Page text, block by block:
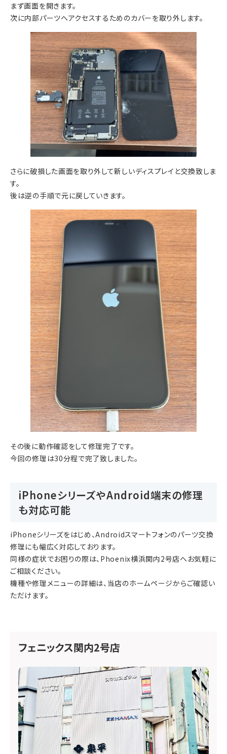
まず画面を開きます。
次に内部パーツへアクセスするためのカバーを取り外します。
さらに破損した画面を取り外して新しいディスプレイと交換致しま
す。
後は逆の手順で元に戻していきます。
その後に動作確認をして修理完了です。
今回の修理は30分程で完了致しました。
iPhoneシリーズやAndroid端末の修理
も対応可能
iPhoneシリーズをはじめ、Androidスマートフォンのパーツ交換
修理にも幅広く対応しております。
同様の症状でお困りの際は、Phoenix横浜関内2号店へお気軽に
ご相談ください。
機種や修理メニューの詳細は、当店のホームページからご確認い
ただけます。
フェニックス関内2号店